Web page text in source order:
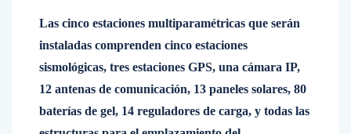
Las cinco estaciones multiparamétricas que serán
instaladas comprenden cinco estaciones
sismológicas, tres estaciones GPS, una cámara IP,
12 antenas de comunicación, 13 paneles solares, 80
baterías de gel, 14 reguladores de carga, y todas las